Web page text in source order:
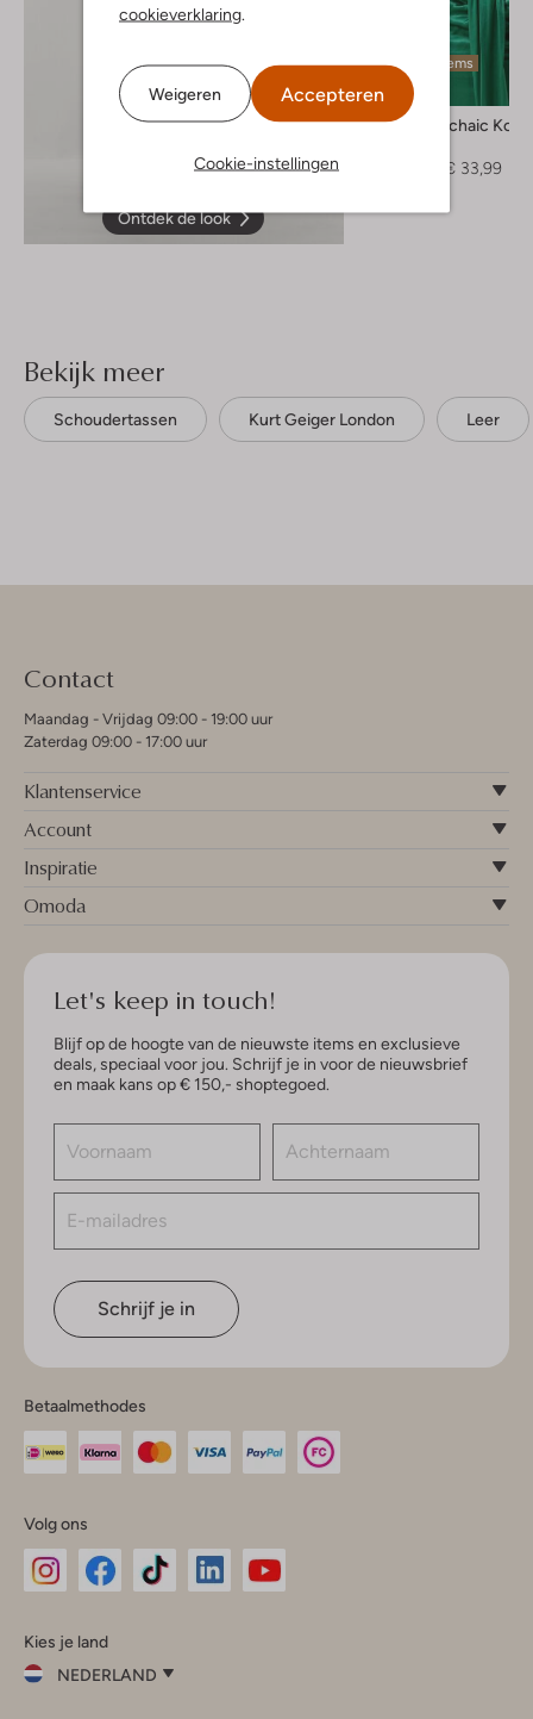
cookieverklaring.
Weigeren Accepteren
Cookie-instellingen
Ontdek de look
Laatste items
-60%
Greek Archaic Kori
€ 33,99
Bekijk meer
Schoudertassen Kurt Geiger London Leer
Contact
Maandag - Vrijdag 09:00 - 19:00 uur
Zaterdag 09:00 - 17:00 uur
Klantenservice
Account
Inspiratie
Omoda
Let's keep in touch!
Blijf op de hoogte van de nieuwste items en exclusieve
deals, speciaal voor jou. Schrijf je in voor de nieuwsbrief
en maak kans op € 150,- shoptegoed.
Schrijf je in
Betaalmethodes
Volg ons
InstagramFacebook
Kies je land
NEDERLAND